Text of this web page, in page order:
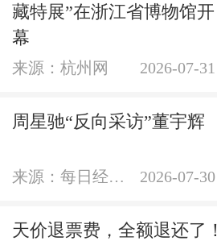
藏特展”在浙江省博物馆开
幕
来源：杭州网 2026-07-31
周星驰“反向采访”董宇辉
来源：每日经济新闻官方账号 2026-07-30
天价退票费，全额退还了！